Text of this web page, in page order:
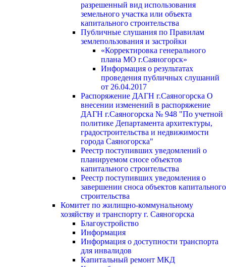
разрешенный вид использования
земельного участка или объекта
капитального строительства
Публичные слушания по Правилам
землепользования и застройки
«Корректировка генерального
плана МО г.Саяногорск»
Информация о результатах
проведения публичных слушаний
от 26.04.2017
Распоряжение ДАГН г.Саяногорска О
внесении изменений в распоряжение
ДАГН г.Саяногорска № 948 "По учетной
политике Департамента архитектуры,
градостроительства и недвижимости
города Саяногорска"
Реестр поступивших уведомлений о
планируемом сносе объектов
капитального строительства
Реестр поступивших уведомления о
завершении сноса объектов капитального
строительства
Комитет по жилищно-коммунальному
хозяйству и транспорту г. Саяногорска
Благоустройство
Информация
Информация о доступности транспорта
для инвалидов
Капитальный ремонт МКД